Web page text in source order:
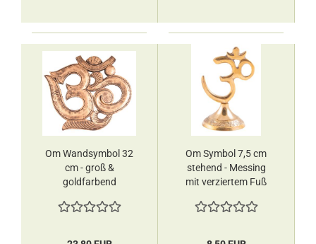
Om Wandsymbol 32
cm - groß &
goldfarbend
Aufhängen Berk
Om Symbol 7,5 cm
stehend - Messing
mit verziertem Fuß